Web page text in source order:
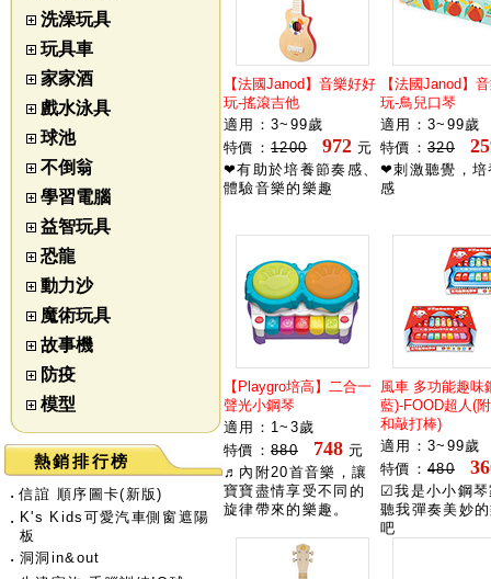
洗澡玩具
玩具車
家家酒
戲水泳具
球池
不倒翁
學習電腦
益智玩具
恐龍
動力沙
魔術玩具
故事機
防疫
模型
熱銷排行榜
‧ 信誼 順序圖卡(新版)
‧ K's Kids可愛汽車側窗遮陽
板
‧ 洞洞in&out
【法國Janod】音樂好好
玩-搖滾吉他
適用：3~99歲
特價： 1200 972 元
❤有助於培養節奏感、
體驗音樂的樂趣
【法國Janod】
玩-鳥兒口琴
適用：3~99歲
特價： 320
❤刺激聽覺，培
感
【Playgro培高】二合一
聲光小鋼琴
適用：1~3歲
特價： 880 748 元
♬內附20首音樂，讓
寶寶盡情享受不同的
旋律帶來的樂趣。
風車 多功能趣味
藍)-FOOD超人(
和敲打棒)
適用：3~99歲
特價： 480
☑我是小小鋼
聽我彈奏美妙
吧